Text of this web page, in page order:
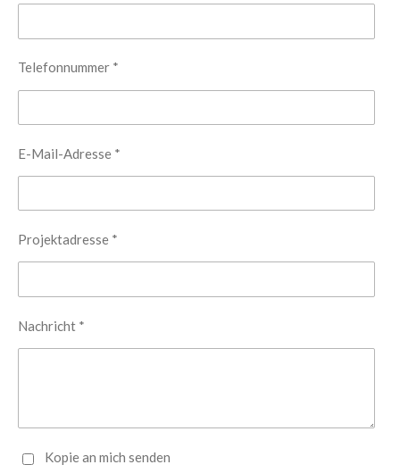
Telefonnummer *
E-Mail-Adresse *
Projektadresse *
Nachricht *
Kopie an mich senden